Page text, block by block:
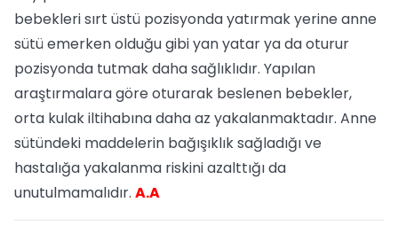
bebekleri sırt üstü pozisyonda yatırmak yerine anne
sütü emerken olduğu gibi yan yatar ya da oturur
pozisyonda tutmak daha sağlıklıdır. Yapılan
araştırmalara göre oturarak beslenen bebekler,
orta kulak iltihabına daha az yakalanmaktadır. Anne
sütündeki maddelerin bağışıklık sağladığı ve
hastalığa yakalanma riskini azalttığı da
unutulmamalıdır. A.A